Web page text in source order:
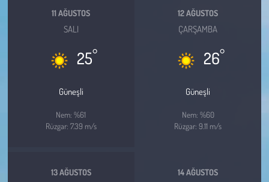
11 AĞUSTOS
SALI
25°
Güneşli
Nem: %61
Rüzgar: 7.39 m/s
12 AĞUSTOS
ÇARŞAMBA
26°
Güneşli
Nem: %60
Rüzgar: 9.11 m/s
13 AĞUSTOS 14 AĞUSTOS